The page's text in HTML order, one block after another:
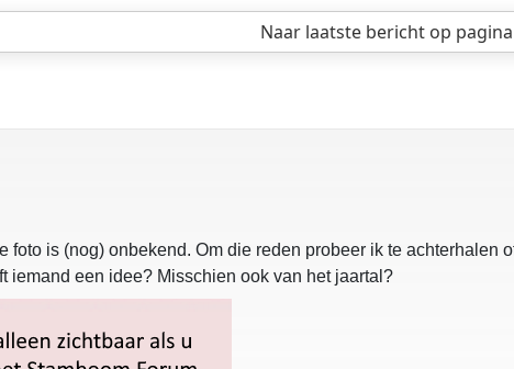
Naar laatste berichtop pagina
foto is (nog) onbekend. Om die reden probeer ik te
iemand een idee? Misschien ook van het jaartal?